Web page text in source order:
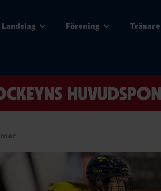
Landslag Förening Tränare